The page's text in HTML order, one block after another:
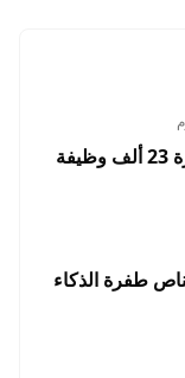
الوظائف الأمريكية تفاجئ الأسواق بخسارة 23 ألف وظيفة
دولار لاقتناص طفرة الذكاء